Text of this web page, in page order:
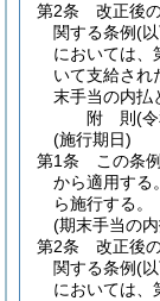
第2条
改正後
関する条例(
においては、
いて支給され
末手当の内払
附 則(
(施行期日)
第1条
この条
から適用する。
ら施行する。
(期末手当の
第2条
改正後
関する条例(
においては、